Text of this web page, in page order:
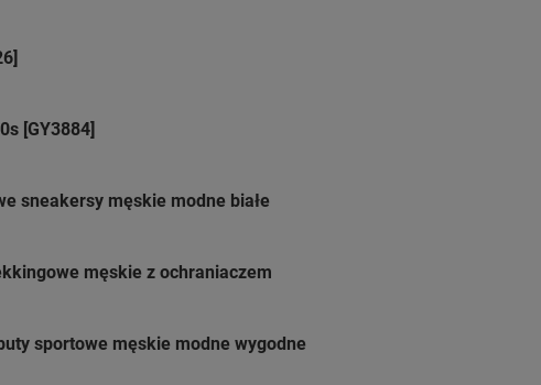
[GY3884]
sneakersy męskie modne białe
męskie z ochraniaczem
sportowe męskie modne wygodne